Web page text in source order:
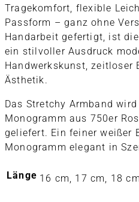
Tragekomfort, flexible
Passform – ganz ohne
Handarbeit gefertigt, ist
ein stilvoller Ausdruck
Handwerkskunst, zeitloser
Ästhetik.
Das Stretchy Armband
Monogramm aus 750er
geliefert. Ein feiner weißer
Monogramm elegant in
Länge 16 cm, 17 cm, 18